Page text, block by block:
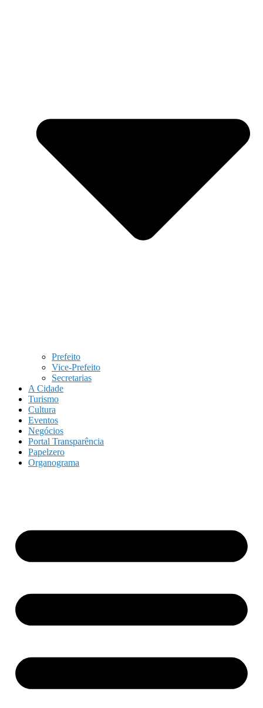
Prefeito
Vice-Prefeito
Secretarias
A Cidade
Turismo
Cultura
Eventos
Negócios
Portal Transparência
Papelzero
Organograma